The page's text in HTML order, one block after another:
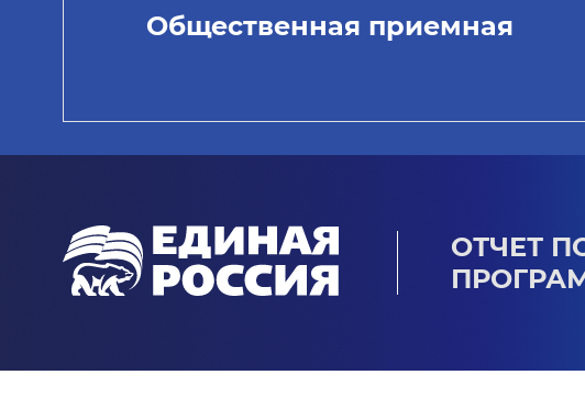
Общественная приемная
ОТЧЕТ